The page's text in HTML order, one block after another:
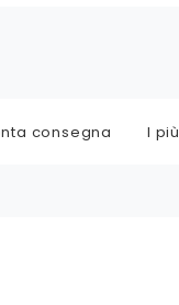
consegna I